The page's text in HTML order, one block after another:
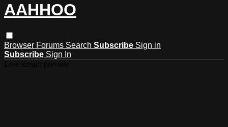
AAHHOO
Browser Forums Search Subscribe Sign in
Subscribe Sign In